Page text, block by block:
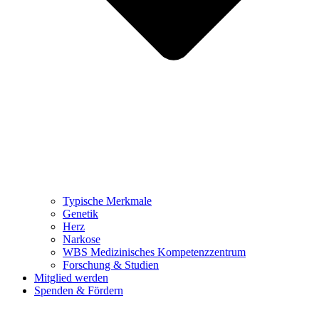
Typische Merkmale
Genetik
Herz
Narkose
WBS Medizinisches Kompetenzzentrum
Forschung & Studien
Mitglied werden
Spenden & Fördern